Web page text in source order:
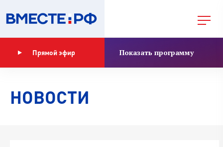
Прямой эфир Показать программу
НОВОСТИ